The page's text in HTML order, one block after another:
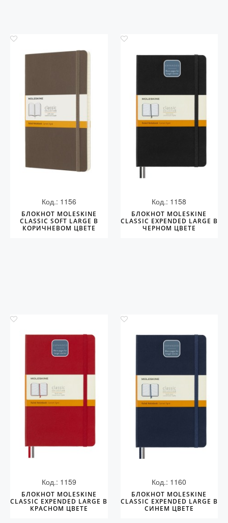
Код.: 1156
БЛОКНОТ MOLESKINE
CLASSIC SOFT LARGE В
КОРИЧНЕВОМ ЦВЕТЕ
Код.: 1158
БЛОКНОТ MOLESKINE
CLASSIC EXPENDED LARGE В
ЧЕРНОМ ЦВЕТЕ
Код.: 1159
БЛОКНОТ MOLESKINE
CLASSIC EXPENDED LARGE В
КРАСНОМ ЦВЕТЕ
Код.: 1160
БЛОКНОТ MOLESKINE
CLASSIC EXPENDED LARGE В
СИНЕМ ЦВЕТЕ